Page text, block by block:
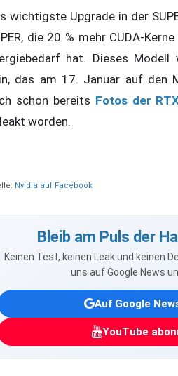
wichtigste Upgrade in der
die 20 % mehr CUDA-
hat. Dieses
das am 17. Januar auf den
schon bereits Fotos der
worden.
Nvidia auf Facebook
Bleib am Puls der
Keinen Test, keinen Leak und keinen
uns auf Google News
Auf Google
YouTube